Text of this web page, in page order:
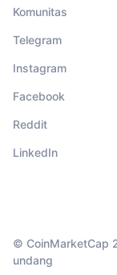
Komunitas
Telegram
Instagram
Facebook
Reddit
LinkedIn
© CoinMarketCap
undang